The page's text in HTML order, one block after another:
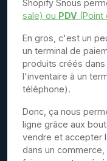
Shopify Snous
sale) ou PDV (Point
En gros, c'est un
un terminal de
produits créés
l'inventaire à un
téléphone).
Donc, ça nous
ligne grâce aux
vendre et accepter
dans un